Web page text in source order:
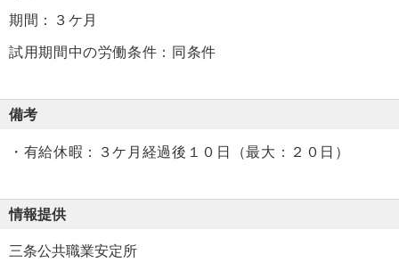
期間：３ケ月
試用期間中の労働条件：同条件
備考
・有給休暇：３ケ月経過後１０日（最大：２０日）
情報提供
三条公共職業安定所